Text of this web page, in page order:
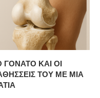
ΓΟΝΑΤΟ ΚΑΙ ΟΙ
ΤΟΥ ΜΕ ΜΙΑ